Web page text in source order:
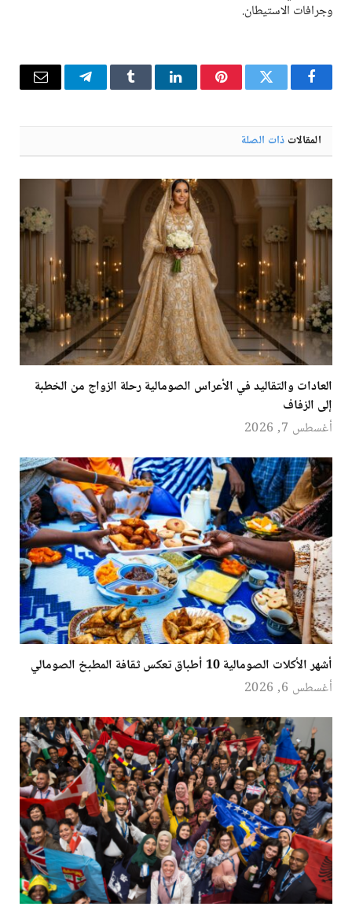
وجرافات الاستيطان.
فيسبوكتويتر بينتيريستلينكدإن Tumblr تيلقرام البريد
المقالات ذات الصلة
العادات والتقاليد في الأعراس الصومالية رحلة الزواج من الخطبة
إلى الزفاف
أغسطس 7, 2026
أشهر الأكلات الصومالية 10 أطباق تعكس ثقافة المطبخ الصومالي
أغسطس 6, 2026